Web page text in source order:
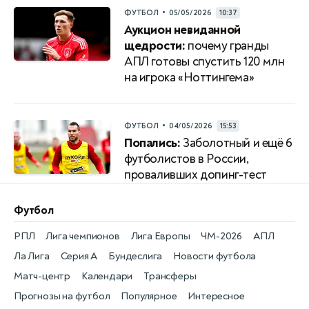
ФУТБОЛ • 05/05/2026 10:37
Аукцион невиданной
щедрости: почему гранды
АПЛ готовы спустить 120 млн
на игрока «Ноттингема»
ФУТБОЛ • 04/05/2026 15:53
Попались:Заболотный и ещё 6
футболистов в России,
проваливших допинг-тест
Футбол
Новости футбола
РПЛ
Матч-центр
Лига чемпионов
Календари
Лига Европы
Трансферы
ЧМ-2026
Прогнозы на футбол
АПЛ
Популярное
Ла Лига
Интересное
Серия А Бундеслига